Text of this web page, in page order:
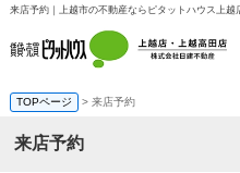
来店予約｜上越市の不動産ならピタットハウス上越
TOPページ > 来店予約
来店予約